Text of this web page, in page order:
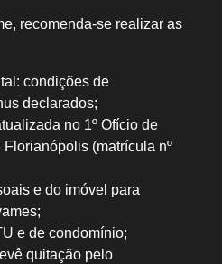
recomenda‑se realizar as
condições de
declarados;
no 1º Ofício de
(matrícula nº
e do imóvel para
e de condomínio;
quitação pelo